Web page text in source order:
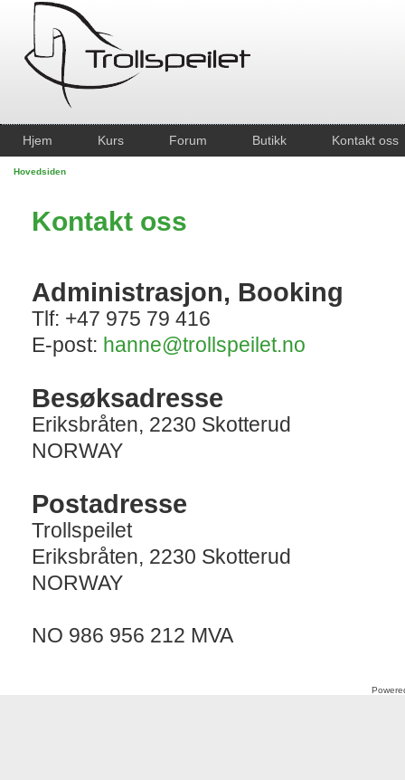
Hjem Kurs Forum Butikk Kontakt oss
Hovedsiden
Kontakt oss
Administrasjon, Booking
Tlf: +47 975 79 416
E-post: hanne@trollspeilet.no
Besøksadresse
Eriksbråten, 2230 Skotterud
NORWAY
Postadresse
Trollspeilet
Eriksbråten, 2230 Skotterud
NORWAY
NO 986 956 212 MVA